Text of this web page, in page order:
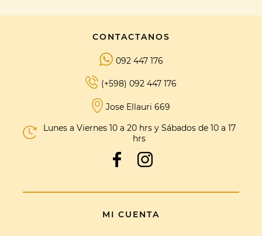
CONTACTANOS
092 447 176
(+598) 092 447 176
Jose Ellauri 669
Lunes a Viernes 10 a 20 hrs y Sábados de 10 a 17
hrs
MI CUENTA